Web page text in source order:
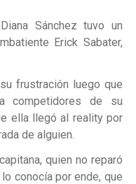
Sánchez tuvo un
Erick Sabater,
frustración luego que
a competidores de su
ella llegó al reality por
de alguien.
quien no reparó
conocía por ende, que